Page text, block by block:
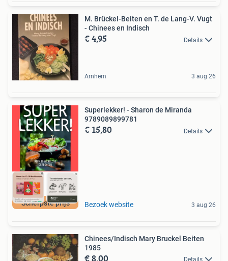
M. Brückel-Beiten en T. de Lang-V. Vugt
- Chinees en Indisch
€ 4,95 Details
Arnhem 3 aug 26
Scherpste prijs
Superlekker! - Sharon de Miranda
9789089899781
€ 15,80 Details
Bezoek website 3 aug 26
Chinees/Indisch Mary Bruckel Beiten
1985
€ 8,00 Details